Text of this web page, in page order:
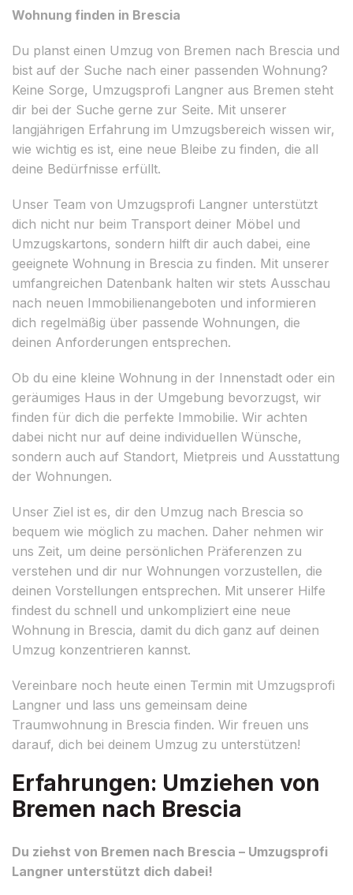
Wohnung finden in Brescia
Du planst einen Umzug von Bremen nach Brescia und
bist auf der Suche nach einer passenden Wohnung?
Keine Sorge, Umzugsprofi Langner aus Bremen steht
dir bei der Suche gerne zur Seite. Mit unserer
langjährigen Erfahrung im Umzugsbereich wissen wir,
wie wichtig es ist, eine neue Bleibe zu finden, die all
deine Bedürfnisse erfüllt.
Unser Team von Umzugsprofi Langner unterstützt
dich nicht nur beim Transport deiner Möbel und
Umzugskartons, sondern hilft dir auch dabei, eine
geeignete Wohnung in Brescia zu finden. Mit unserer
umfangreichen Datenbank halten wir stets Ausschau
nach neuen Immobilienangeboten und informieren
dich regelmäßig über passende Wohnungen, die
deinen Anforderungen entsprechen.
Ob du eine kleine Wohnung in der Innenstadt oder ein
geräumiges Haus in der Umgebung bevorzugst, wir
finden für dich die perfekte Immobilie. Wir achten
dabei nicht nur auf deine individuellen Wünsche,
sondern auch auf Standort, Mietpreis und Ausstattung
der Wohnungen.
Unser Ziel ist es, dir den Umzug nach Brescia so
bequem wie möglich zu machen. Daher nehmen wir
uns Zeit, um deine persönlichen Präferenzen zu
verstehen und dir nur Wohnungen vorzustellen, die
deinen Vorstellungen entsprechen. Mit unserer Hilfe
findest du schnell und unkompliziert eine neue
Wohnung in Brescia, damit du dich ganz auf deinen
Umzug konzentrieren kannst.
Vereinbare noch heute einen Termin mit Umzugsprofi
Langner und lass uns gemeinsam deine
Traumwohnung in Brescia finden. Wir freuen uns
darauf, dich bei deinem Umzug zu unterstützen!
Erfahrungen: Umziehen von
Bremen nach Brescia
Du ziehst von Bremen nach Brescia – Umzugsprofi
Langner unterstützt dich dabei!